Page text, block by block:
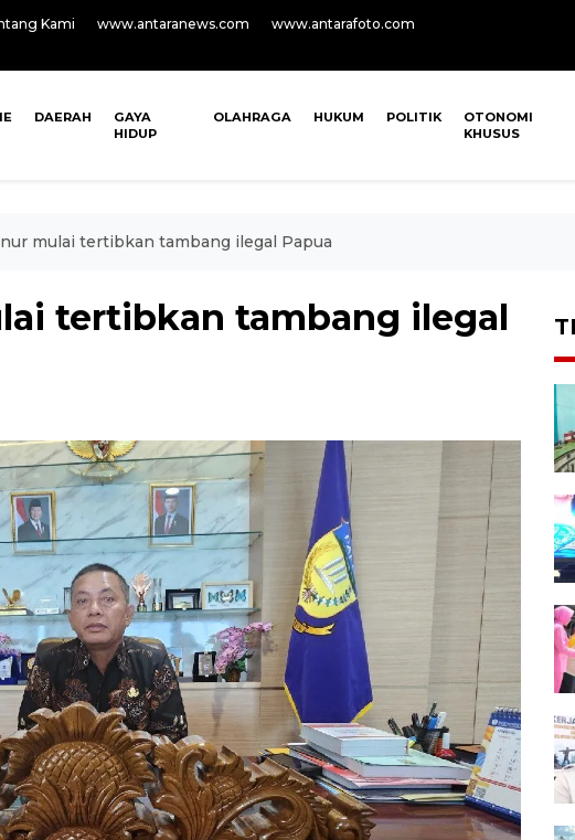
Kami www.antaranews.com
www.antarafoto.com
DAERAH
GAYA
HIDUP
OLAHRAGA HUKUM POLITIK
OTONOMI
KHUSUS
mulai tertibkan tambang ilegal Papua
tertibkan tambang ilegal